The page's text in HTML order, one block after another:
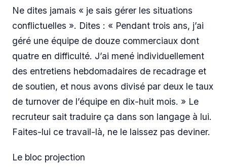
Ne dites jamais « je sais gérer les situations
conflictuelles ». Dites : « Pendant trois ans, j’ai
géré une équipe de douze commerciaux dont
quatre en difficulté. J’ai mené individuellement
des entretiens hebdomadaires de recadrage et
de soutien, et nous avons divisé par deux le taux
de turnover de l’équipe en dix-huit mois. » Le
recruteur sait traduire ça dans son langage à lui.
Faites-lui ce travail-là, ne le laissez pas deviner.
Le bloc projection